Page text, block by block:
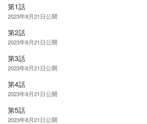
第1話
2023年8月21日公開
第2話
2023年8月21日公開
第3話
2023年8月21日公開
第4話
2023年8月21日公開
第5話
2023年8月21日公開